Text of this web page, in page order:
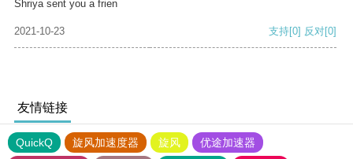
Shriya sent you a frien
2021-10-23 支持[0] 反对[0]
友情链接
QuickQ 旋风加速度器 旋风
优途加速器